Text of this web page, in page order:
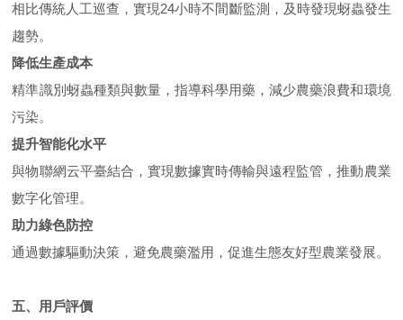
相比傳統人工巡查，實現24小時不間斷監測，及時發現蚜蟲發生
趨勢。
降低生產成本
精準識別蚜蟲種類與數量，指導科學用藥，減少農藥浪費和環境
污染。
提升智能化水平
與物聯網云平臺結合，實現數據實時傳輸與遠程監管，推動農業
數字化管理。
助力綠色防控
通過數據驅動決策，避免農藥濫用，促進生態友好型農業發展。
五、用戶評價